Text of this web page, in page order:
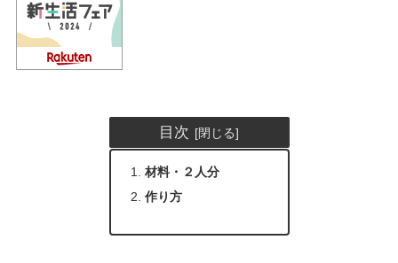
目次
材料・２人分
作り方